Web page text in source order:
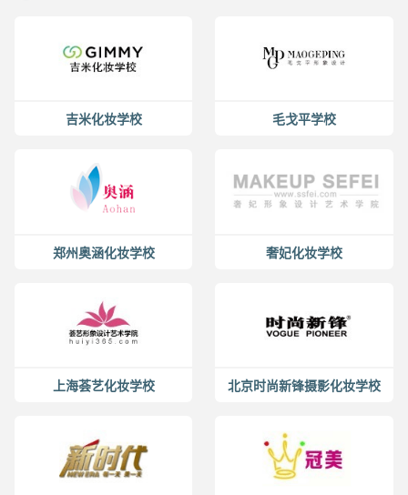
吉米化妆学校 毛戈平学校
郑州奥涵化妆学校 奢妃化妆学校
上海荟艺化妆学校 北京时尚新锋摄影化妆学校